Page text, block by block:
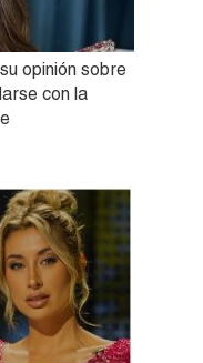
opinión sobre
con la